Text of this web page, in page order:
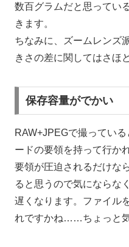
数百グラムだと思ってい
きます。
ちなみに、ズームレンズ
きさの差に関してはさほ
保存容量がでかい
RAW+JPEGで撮ってい
ードの要領を持って行か
要領が圧迫されるだけな
ると思うので気にならな
遅くなります。ファイル
れですかね……ちょっと気